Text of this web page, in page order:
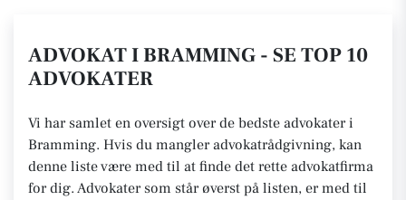
ADVOKAT I BRAMMING - SE TOP 10
ADVOKATER
Vi har samlet en oversigt over de bedste advokater i
Bramming. Hvis du mangler advokatrådgivning, kan
denne liste være med til at finde det rette advokatfirma
for dig. Advokater som står øverst på listen, er med til